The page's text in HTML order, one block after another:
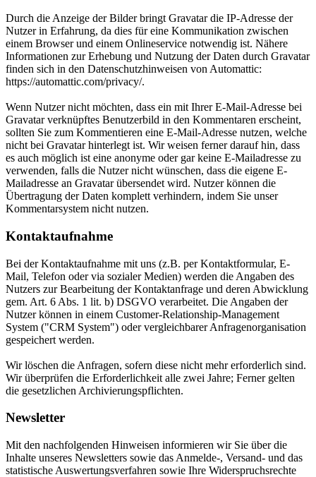
Durch die Anzeige der Bilder bringt Gravatar die IP-Adresse der
Nutzer in Erfahrung, da dies für eine Kommunikation zwischen
einem Browser und einem Onlineservice notwendig ist. Nähere
Informationen zur Erhebung und Nutzung der Daten durch Gravatar
finden sich in den Datenschutzhinweisen von Automattic:
https://automattic.com/privacy/.
Wenn Nutzer nicht möchten, dass ein mit Ihrer E-Mail-Adresse bei
Gravatar verknüpftes Benutzerbild in den Kommentaren erscheint,
sollten Sie zum Kommentieren eine E-Mail-Adresse nutzen, welche
nicht bei Gravatar hinterlegt ist. Wir weisen ferner darauf hin, dass
es auch möglich ist eine anonyme oder gar keine E-Mailadresse zu
verwenden, falls die Nutzer nicht wünschen, dass die eigene E-
Mailadresse an Gravatar übersendet wird. Nutzer können die
Übertragung der Daten komplett verhindern, indem Sie unser
Kommentarsystem nicht nutzen.
Kontaktaufnahme
Bei der Kontaktaufnahme mit uns (z.B. per Kontaktformular, E-
Mail, Telefon oder via sozialer Medien) werden die Angaben des
Nutzers zur Bearbeitung der Kontaktanfrage und deren Abwicklung
gem. Art. 6 Abs. 1 lit. b) DSGVO verarbeitet. Die Angaben der
Nutzer können in einem Customer-Relationship-Management
System ("CRM System") oder vergleichbarer Anfragenorganisation
gespeichert werden.
Wir löschen die Anfragen, sofern diese nicht mehr erforderlich sind.
Wir überprüfen die Erforderlichkeit alle zwei Jahre; Ferner gelten
die gesetzlichen Archivierungspflichten.
Newsletter
Mit den nachfolgenden Hinweisen informieren wir Sie über die
Inhalte unseres Newsletters sowie das Anmelde-, Versand- und das
statistische Auswertungsverfahren sowie Ihre Widerspruchsrechte